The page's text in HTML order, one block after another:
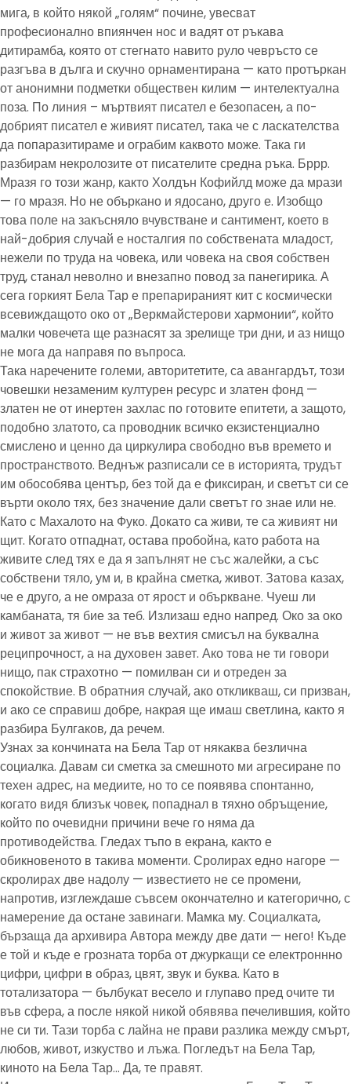
мига, в който някой „голям“ почине, увесват
професионално впиянчен нос и вадят от ръкава
дитирамба, която от стегнато навито руло чевръсто се
разгъва в дълга и скучно орнаментирана — като протъркан
от анонимни подметки обществен килим — интелектуална
поза. По линия – мъртвият писател е безопасен, а по-
добрият писател е живият писател, така че с ласкателства
да попаразитираме и ограбим каквото може. Така ги
разбирам некролозите от писателите средна ръка. Бррр.
Мразя го този жанр, както Холдън Кофийлд може да мрази
— го мразя. Но не объркано и ядосано, друго е. Изобщо
това поле на закъсняло вчувстване и сантимент, което в
най-добрия случай е носталгия по собствената младост,
нежели по труда на човека, или човека на своя собствен
труд, станал неволно и внезапно повод за панегирика. А
сега горкият Бела Тар е препарираният кит с космически
всевиждащото око от „Веркмайстерови хармонии“, който
малки човечета ще разнасят за зрелище три дни, и аз нищо
не мога да направя по въпроса.
Така наречените големи, авторитетите, са авангардът, този
човешки незаменим културен ресурс и златен фонд —
златен не от инертен захлас по готовите епитети, а защото,
подобно златото, са проводник всичко екзистенциално
смислено и ценно да циркулира свободно във времето и
пространството. Веднъж разписали се в историята, трудът
им обособява център, без той да е фиксиран, и светът си се
върти около тях, без значение дали светът го знае или не.
Като с Махалото на Фуко. Докато са живи, те са живият ни
щит. Когато отпаднат, остава пробойна, като работа на
живите след тях е да я запълнят не със жалейки, а със
собствени тяло, ум и, в крайна сметка, живот. Затова казах,
че е друго, а не омраза от ярост и объркване. Чуеш ли
камбаната, тя бие за теб. Излизаш едно напред. Око за око
и живот за живот — не във вехтия смисъл на буквална
реципрочност, а на духовен завет. Ако това не ти говори
нищо, пак страхотно — помилван си и отреден за
спокойствие. В обратния случай, ако откликваш, си призван,
и ако се справиш добре, накрая ще имаш светлина, както я
разбира Булгаков, да речем.
Узнах за кончината на Бела Тар от някаква безлична
социалка. Давам си сметка за смешното ми агресиране по
техен адрес, на медиите, но то се появява спонтанно,
когато видя близък човек, попаднал в тяхно обръщение,
който по очевидни причини вече го няма да
противодейства. Гледах тъпо в екрана, както е
обикновеното в такива моменти. Сролирах едно нагоре —
скролирах две надолу — известието не се промени,
напротив, изглеждаше съвсем окончателно и категорично, с
намерение да остане завинаги. Мамка му. Социалката,
бързаща да архивира Автора между две дати — него! Къде
е той и къде е грозната торба от джуркащи се електроннно
цифри, цифри в образ, цвят, звук и буква. Като в
тотализатора — бълбукат весело и глупаво пред очите ти
във сфера, а после някой никой обявява печелившия, който
не си ти. Тази торба с лайна не прави разлика между смърт,
любов, живот, изкуство и лъжа. Погледът на Бела Тар,
киното на Бела Тар… Да, те правят.